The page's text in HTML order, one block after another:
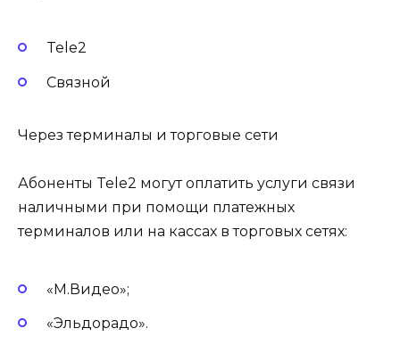
Tele2
Связной
Через терминалы и торговые сети
Абоненты Tele2 могут оплатить услуги связи
наличными при помощи платежных
терминалов или на кассах в торговых сетях:
«М.Видео»;
«Эльдорадо».